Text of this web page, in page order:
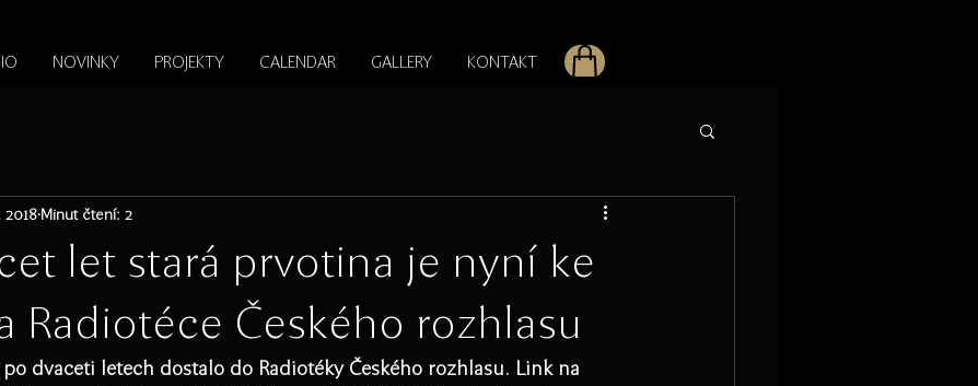
NOVINKY PROJEKTY CALENDAR GALLERY KONTAKT
let stará prvotina je nyní ke
Radiotéce Českého rozhlasu
2018 Minut čtení: 2
dvaceti letech dostalo do Radiotéky Českého rozhlasu. Link na